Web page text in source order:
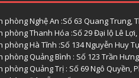
phòng Nghệ An :Số 63 Quang Trung,
phòng Thanh Hóa :Số 29 Đại lộ Lê
phòng Hà Tĩnh :Số 134 Nguyễn Huy
phòng Quảng Bình : Số 123 Trần
phòng Quảng Trị : Số 69 Ngô Quyền,